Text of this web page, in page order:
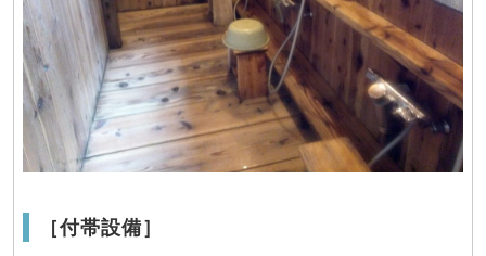
［付帯設備］